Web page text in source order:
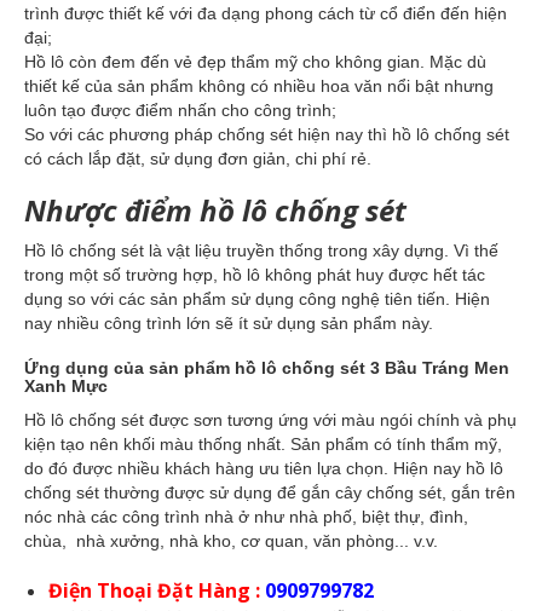
trình được thiết kế với đa dạng phong cách từ cổ điển đến hiện
đại;
Hồ lô còn đem đến vẻ đẹp thẩm mỹ cho không gian. Mặc dù
thiết kế của sản phẩm không có nhiều hoa văn nổi bật nhưng
luôn tạo được điểm nhấn cho công trình;
So với các phương pháp chống sét hiện nay thì hồ lô chống sét
có cách lắp đặt, sử dụng đơn giản, chi phí rẻ.
Nhược điểm hồ lô chống sét
Hồ lô chống sét là vật liệu truyền thống trong xây dựng. Vì thế
trong một số trường hợp, hồ lô không phát huy được hết tác
dụng so với các sản phẩm sử dụng công nghệ tiên tiến. Hiện
nay nhiều công trình lớn sẽ ít sử dụng sản phẩm này.
Ứng dụng của sản phẩm hồ lô chống sét 3 Bầu Tráng Men
Xanh Mực
Hồ lô chống sét được sơn tương ứng với màu ngói chính và phụ
kiện tạo nên khối màu thống nhất. Sản phẩm có tính thẩm mỹ,
do đó được nhiều khách hàng ưu tiên lựa chọn. Hiện nay hồ lô
chống sét thường được sử dụng để gắn cây chống sét, gắn trên
nóc nhà các công trình nhà ở như nhà phố, biệt thự, đình,
chùa, nhà xưởng, nhà kho, cơ quan, văn phòng... v.v.
Điện Thoại Đặt Hàng : 0909799782